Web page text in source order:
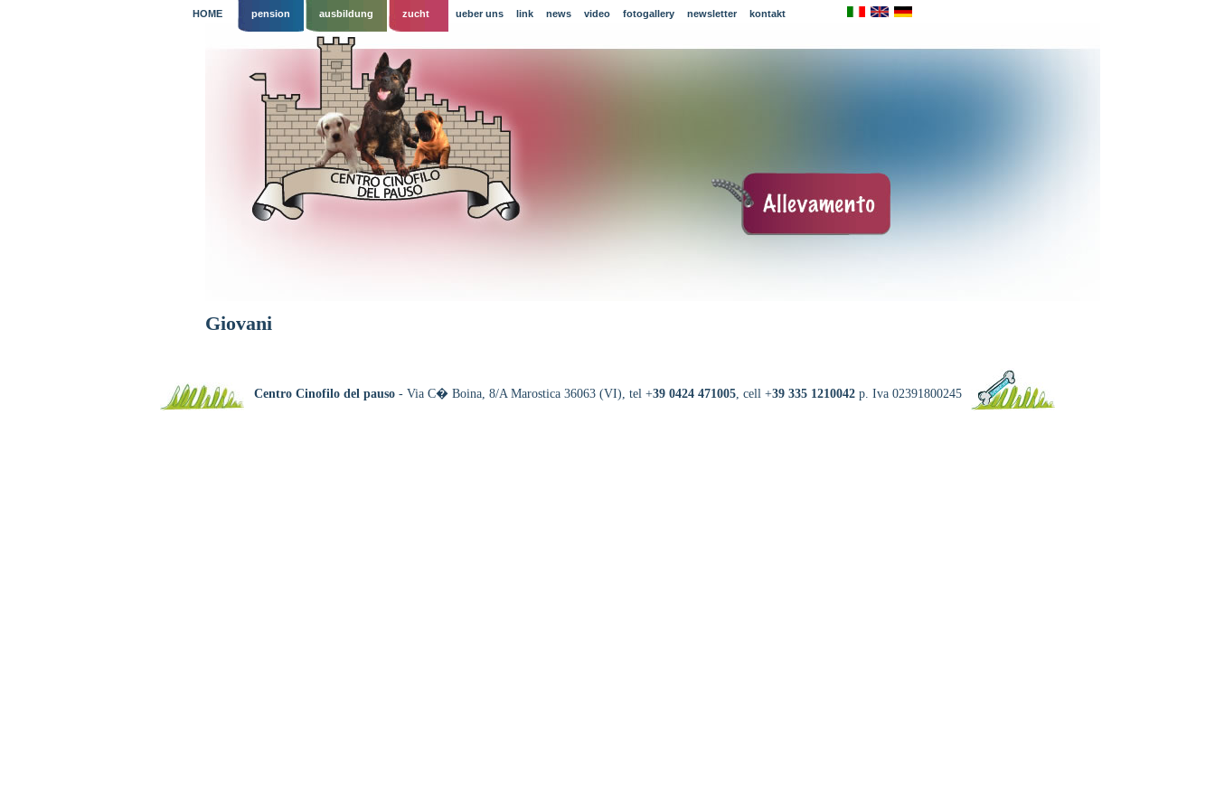
HOME pension ausbildung zucht ueber uns link news video fotogallery newsletter kontakt
Giovani
Centro Cinofilo del pauso- Via C� Boina, 8/A Marostica 36063 (VI), tel +39 0424 471005, cell +39 335 1210042 p. Iva 02391800245